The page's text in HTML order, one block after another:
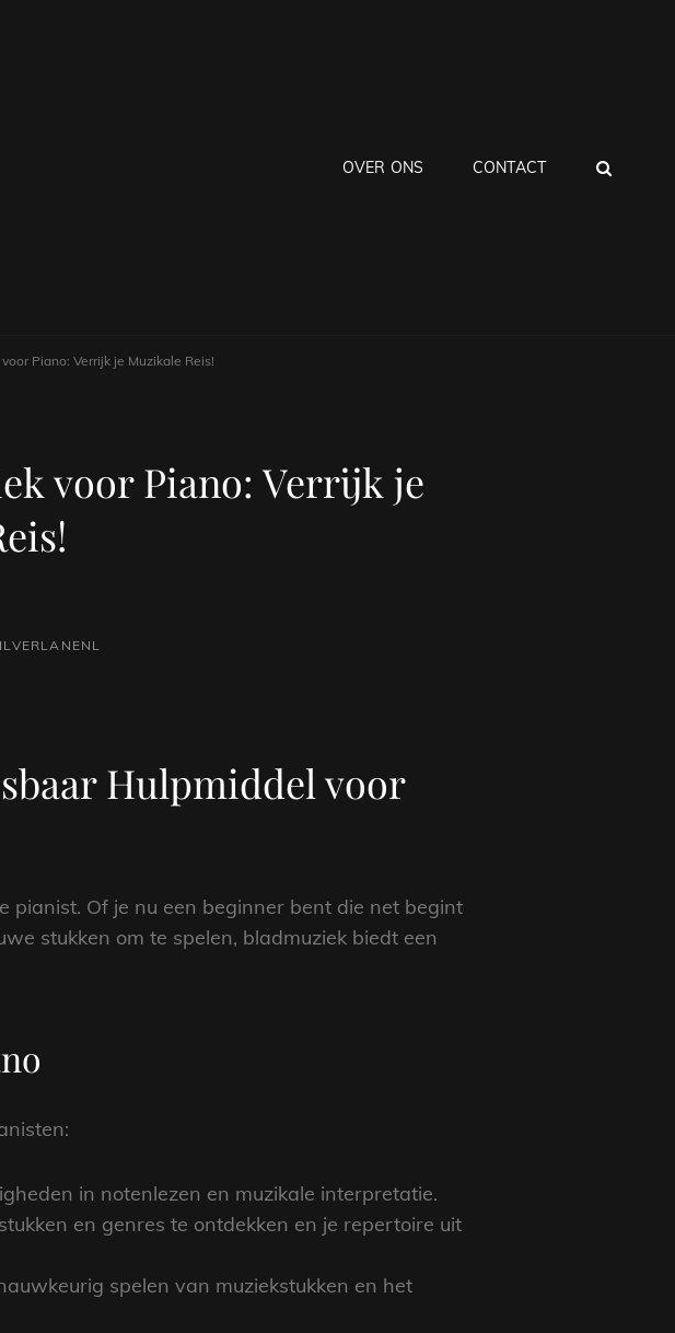
OVER ONS CONTACT
Piano: Verrijk je Muzikale Reis!
voor Piano: Verrijk je
Hulpmiddel voor
pianist. Of je nu een beginner bent die net begint
stukken om te spelen, bladmuziek biedt een
in notenlezen en muzikale interpretatie.
en genres te ontdekken en je repertoire uit
spelen van muziekstukken en het